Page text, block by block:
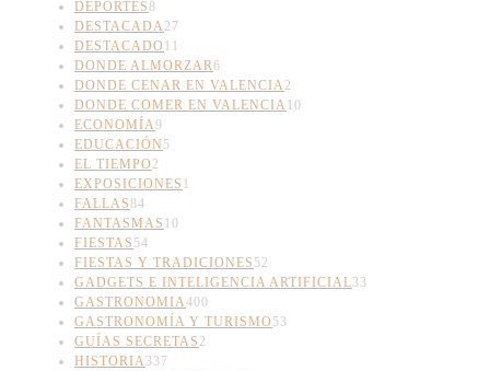
DEPORTES8
DESTACADA27
DESTACADO 11
DONDE ALMORZAR6
DONDE CENAR EN VALENCIA2
DONDE COMER EN VALENCIA10
ECONOMÍA9
EDUCACIÓN 5
EL TIEMPO 2
EXPOSICIONES 1
FALLAS84
FANTASMAS 10
FIESTAS 54
FIESTAS Y TRADICIONES 52
GADGETS E INTELIGENCIA ARTIFICIAL33
GASTRONOMIA400
GASTRONOMÍA Y TURISMO 53
GUÍAS SECRETAS 2
HISTORIA337